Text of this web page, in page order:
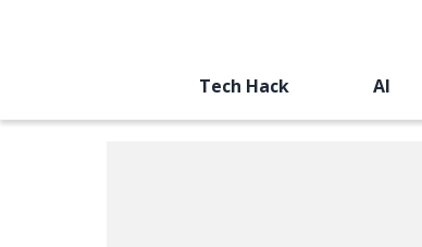
Tech Hack AI